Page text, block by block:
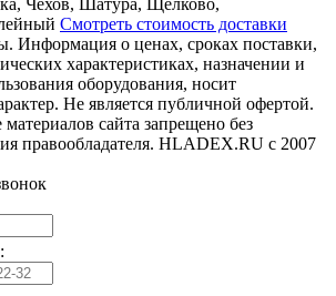
Смотреть стоимость доставки
Информация о ценах, сроках поставки,
характеристиках, назначении и
оборудования, носит
Не является публичной офертой.
сайта запрещено без
правообладателя. HLADEX.RU c 2007
: